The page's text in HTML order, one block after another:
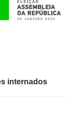
internados